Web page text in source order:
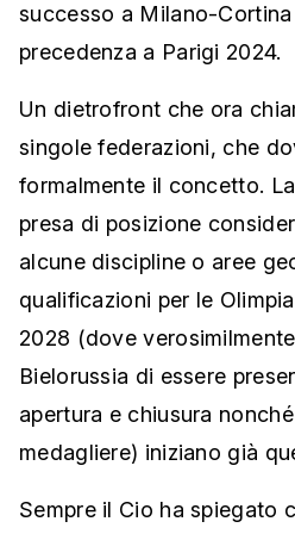
successo a Milano-
precedenza a Parigi 2024.
Un dietrofront che ora
singole federazioni, che
formalmente il concetto.
presa di posizione
alcune discipline o aree
qualificazioni per le
2028 (dove
Bielorussia di essere
apertura e chiusura
medagliere) iniziano già
Sempre il Cio ha spiegato